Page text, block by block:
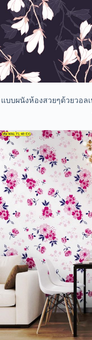
แบบผนังห้องสวยๆด้วยวอล